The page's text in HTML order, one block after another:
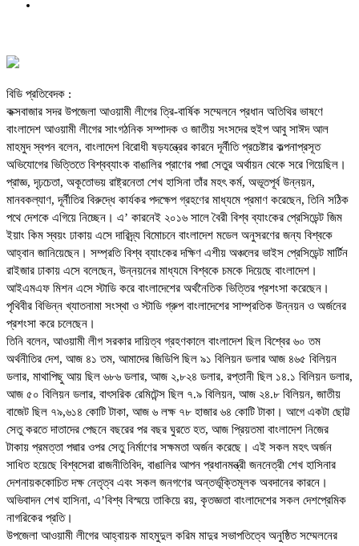
বিডি প্রতিবেদক :
কক্সবাজার সদর উপজেলা আওয়ামী লীগের ত্রি-বার্ষিক সম্মেলনে প্রধান অতিথির ভাষণে
বাংলাদেশ আওয়ামী লীগের সাংগঠনিক সম্পাদক ও জাতীয় সংসদের হুইপ আবু সাঈদ আল
মাহমুদ স্বপন বলেন, বাংলাদেশ বিরোধী ষড়যন্ত্রের কারনে দূর্নীতি প্রচেষ্টার কল্পনাপ্রসূত
অভিযোগের ভিত্তিতে বিশ্বব্যাংক বাঙালির প্রাণের পদ্মা সেতুর অর্থায়ন থেকে সরে গিয়েছিল।
প্রাজ্ঞ, দৃঢ়চেতা, অকূতোভয় রাষ্ট্রনেতা শেখ হাসিনা তাঁর মহৎ কর্ম, অভূতপূর্ব উন্নয়ন,
মানবকল্যাণ, দূর্নীতির বিরুদ্ধে কার্যকর পদক্ষেপ গ্রহণের মাধ্যমে প্রমাণ করেছেন, তিনি সঠিক
পথে দেশকে এগিয়ে নিচ্ছেন। এ’ কারনেই ২০১৬ সালে বৈরী বিশ্ব ব্যাংকের প্রেসিডেন্ট জিম
ইয়াং কিম স্বয়ং ঢাকায় এসে দারিদ্র্য বিমোচনে বাংলাদেশ মডেল অনুসরণের জন্য বিশ্বকে
আহ্বান জানিয়েছেন। সম্প্রতি বিশ্ব ব্যাংকের দক্ষিণ এশীয় অঞ্চলের ভাইস প্রেসিডেন্ট মার্টিন
রাইজার ঢাকায় এসে বলেছেন, উন্নয়নের মাধ্যমে বিশ্বকে চমকে দিয়েছে বাংলাদেশ।
আইএমএফ মিশন এসে স্টাডি করে বাংলাদেশের অর্থনৈতিক ভিত্তির প্রশংসা করেছেন।
পৃথিবীর বিভিন্ন খ্যাতনামা সংস্থা ও স্টাডি গ্রুপ বাংলাদেশের সাম্প্রতিক উন্নয়ন ও অর্জনের
প্রশংসা করে চলেছেন।
তিনি বলেন, আওয়ামী লীগ সরকার দায়িত্ব গ্রহণকালে বাংলাদেশ ছিল বিশ্বের ৬০ তম
অর্থনীতির দেশ, আজ ৪১ তম, আমাদের জিডিপি ছিল ৯১ বিলিয়ন ডলার আজ ৪৬৫ বিলিয়ন
ডলার, মাথাপিছু আয় ছিল ৬৮৬ ডলার, আজ ২,৮২৪ ডলার, রপ্তানী ছিল ১৪.১ বিলিয়ন ডলার,
আজ ৫০ বিলিয়ন ডলার, বাৎসরিক রেমিটেন্স ছিল ৭.৯ বিলিয়ন, আজ ২৪.৮ বিলিয়ন, জাতীয়
বাজেট ছিল ৭৯,৬১৪ কোটি টাকা, আজ ৬ লক্ষ ৭৮ হাজার ৬৪ কোটি টাকা। আগে একটা ছোট্ট
সেতু করতে দাতাদের পেছনে বছরের পর বছর ঘুরতে হত, আজ প্রিয়তমা বাংলাদেশ নিজের
টাকায় প্রমত্তা পদ্মার ওপর সেতু নির্মাণের সক্ষমতা অর্জন করেছে। এই সকল মহৎ অর্জন
সাধিত হয়েছে বিশ্বসেরা রাজনীতিবিদ, বাঙালির আপন প্রধানমন্ত্রী জননেত্রী শেখ হাসিনার
দেশনায়ককোচিত দক্ষ নেতৃত্ব এবং সকল জনগণের অন্তর্ভূক্তিমূলক অবদানের কারনে।
অভিবাদন শেখ হাসিনা, এ’বিশ্ব বিস্ময়ে তাকিয়ে রয়, কৃতজ্ঞতা বাংলাদেশের সকল দেশপ্রেমিক
নাগরিকের প্রতি।
উপজেলা আওয়ামী লীগের আহ্বায়ক মাহমুদুল করিম মাদুর সভাপতিত্বে অনুষ্ঠিত সম্মেলনের